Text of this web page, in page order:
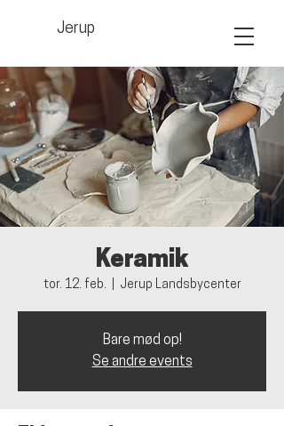
Jerup
Keramik
tor. 12. feb. Jerup Landsbycenter
Bare mød op!
Se andre events